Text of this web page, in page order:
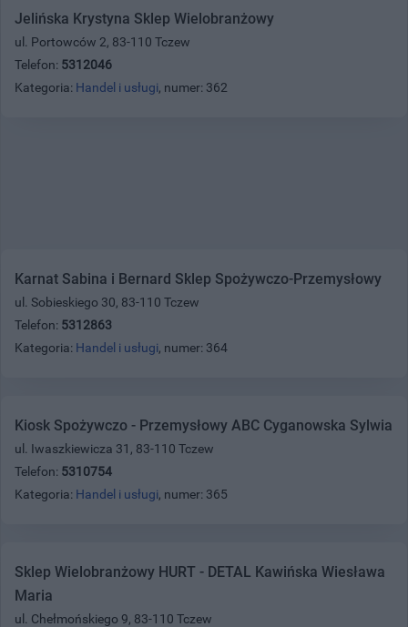
Jelińska Krystyna Sklep Wielobranżowy
ul. Portowców 2, 83-110 Tczew
Telefon: 5312046
Kategoria: Handel i usługi, numer: 362
Karnat Sabina i Bernard Sklep Spożywczo-Przemysłowy
ul. Sobieskiego 30, 83-110 Tczew
Telefon: 5312863
Kategoria: Handel i usługi, numer: 364
Kiosk Spożywczo - Przemysłowy ABC Cyganowska Sylwia
ul. Iwaszkiewicza 31, 83-110 Tczew
Telefon: 5310754
Kategoria: Handel i usługi, numer: 365
Sklep Wielobranżowy HURT - DETAL Kawińska Wiesława
Maria
ul. Chełmońskiego 9, 83-110 Tczew